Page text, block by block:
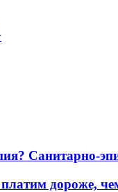
Санитарно-
дороже,